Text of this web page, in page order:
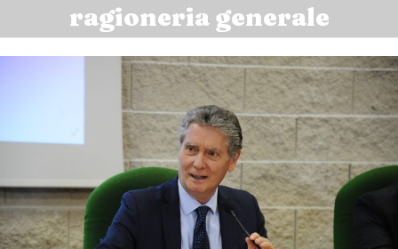
ragioneria generale